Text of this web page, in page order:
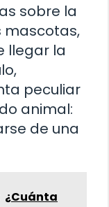
sobre la
mascotas,
llegar la
peculiar
animal:
de una
¿Cuánta